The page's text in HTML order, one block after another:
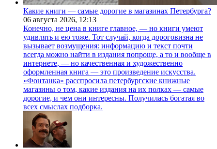
Какие книги — самые дорогие в магазинах Петербурга?
06 августа 2026, 12:13
Конечно, не цена в книге главное, — но книги умеют
удивлять и ею тоже. Тот случай, когда дороговизна не
вызывает возмущения: информацию и текст почти
всегда можно найти в издания попроще, а то и вообще в
интернете, — но качественная и художественно
оформленная книга — это произведение искусства.
«Фонтанка» расспросила петербургские книжные
магазины о том, какие издания на их полках — самые
дорогие, и чем они интересны. Получилась богатая во
всех смыслах подборка.